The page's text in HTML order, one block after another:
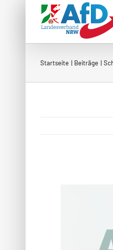
Startseite Beiträge